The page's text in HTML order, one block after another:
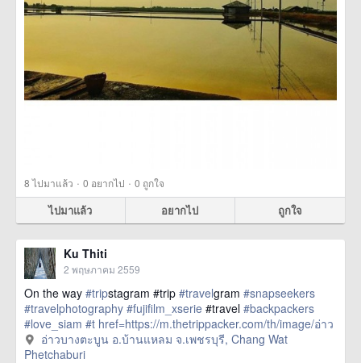
8ไปมาแล้ว · 0 อยากไป · 0 ถูกใจ
ไปมาแล้ว อยากไป ถูกใจ
Ku Thiti
2 พฤษภาคม 2559
On the way #tripstagram #trip #travelgram #snapseekers
#travelphotography #fujifilm_xserie #travel #backpackers
#love_siam #t href=https://m.thetrippacker.com/th/image/อ่าว
บางตะบูนอบ้านแหลมจเพชรบุรี/193885> more
อ่าวบางตะบูน อ.บ้านแหลม จ.เพชรบุรี, Chang Wat
Phetchaburi